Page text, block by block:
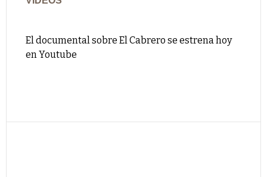
El documental sobre El Cabrero se estrena hoy
en Youtube